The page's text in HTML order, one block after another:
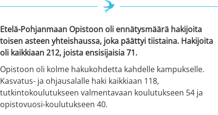
Etelä-Pohjanmaan Opistoon oli ennätysmäärä hakijoita
toisen asteen yhteishaussa, joka päättyi tiistaina. Hakijoita
oli kaikkiaan 212, joista ensisijaisia 71.
Opistoon oli kolme hakukohdetta kahdelle kampukselle.
Kasvatus- ja ohjausalalle haki kaikkiaan 118,
tutkintokoulutukseen valmentavaan koulutukseen 54 ja
opistovuosi-koulutukseen 40.